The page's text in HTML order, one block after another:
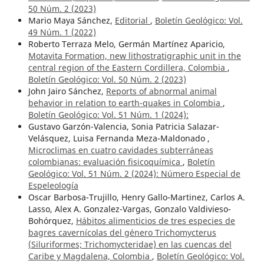
50 Núm. 2 (2023)
Mario Maya Sánchez, Editorial , Boletín Geológico: Vol.
49 Núm. 1 (2022)
Roberto Terraza Melo, Germán Martínez Aparicio,
Motavita Formation, new lithostratigraphic unit in the
central region of the Eastern Cordillera, Colombia ,
Boletín Geológico: Vol. 50 Núm. 2 (2023)
John Jairo Sánchez, Reports of abnormal animal
behavior in relation to earth-quakes in Colombia ,
Boletín Geológico: Vol. 51 Núm. 1 (2024):
Gustavo Garzón-Valencia, Sonia Patricia Salazar-
Velásquez, Luisa Fernanda Meza-Maldonado ,
Microclimas en cuatro cavidades subterráneas
colombianas: evaluación fisicoquímica , Boletín
Geológico: Vol. 51 Núm. 2 (2024): Número Especial de
Espeleología
Oscar Barbosa-Trujillo, Henry Gallo-Martinez, Carlos A.
Lasso, Alex A. Gonzalez-Vargas, Gonzalo Valdivieso-
Bohórquez, Hábitos alimenticios de tres especies de
bagres cavernícolas del género Trichomycterus
(Siluriformes; Trichomycteridae) en las cuencas del
Caribe y Magdalena, Colombia , Boletín Geológico: Vol.